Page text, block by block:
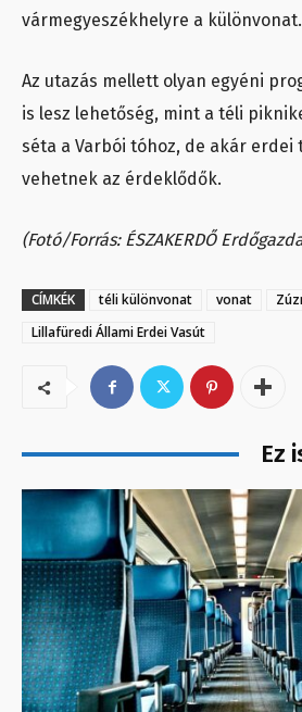
vármegyeszékhelyre a különvonat.
Az utazás mellett olyan egyéni
is lesz lehetőség, mint a téli
séta a Varbói tóhoz, de akár erdei
vehetnek az érdeklődők.
(Fotó/Forrás: ÉSZAKERDŐ
CÍMKÉK téli különvonat vonat
Lillafüredi Állami Erdei Vasút
Ez